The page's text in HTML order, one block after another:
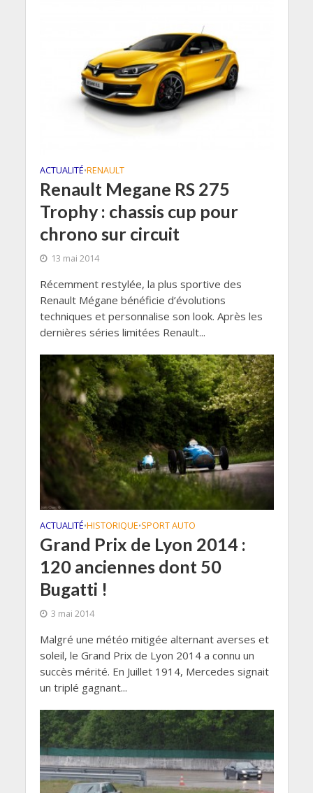
ACTUALITÉ•RENAULT
Renault Megane RS 275
Trophy : chassis cup pour
chrono sur circuit
13 mai 2014
Récemment restylée, la plus sportive des
Renault Mégane bénéficie d’évolutions
techniques et personnalise son look. Après les
dernières séries limitées Renault...
ACTUALITÉ•HISTORIQUE•SPORT AUTO
Grand Prix de Lyon 2014 :
120 anciennes dont 50
Bugatti !
3 mai 2014
Malgré une météo mitigée alternant averses et
soleil, le Grand Prix de Lyon 2014 a connu un
succès mérité. En Juillet 1914, Mercedes signait
un triplé gagnant...